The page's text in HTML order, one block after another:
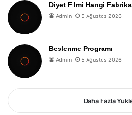
Diyet Filmi Hangi
Admin 5 Ağustos 2026
Beslenme Programı
Admin 5 Ağustos 2026
Daha Fazla